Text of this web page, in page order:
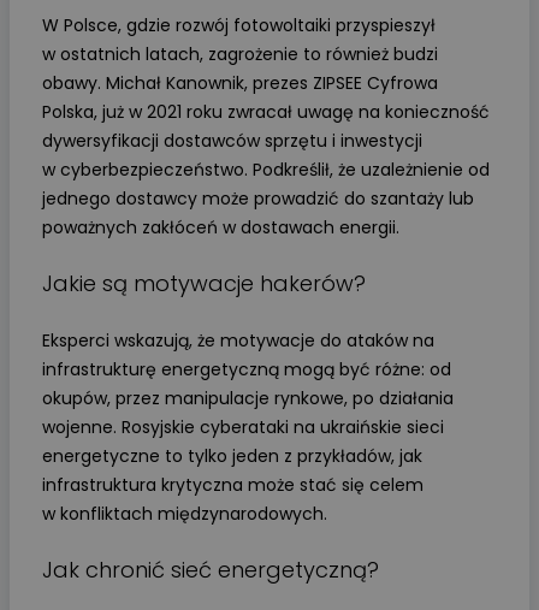
W Polsce, gdzie rozwój fotowoltaiki przyspieszył
w ostatnich latach, zagrożenie to również budzi
obawy. Michał Kanownik, prezes ZIPSEE Cyfrowa
Polska, już w 2021 roku zwracał uwagę na konieczność
dywersyfikacji dostawców sprzętu i inwestycji
w cyberbezpieczeństwo. Podkreślił, że uzależnienie od
jednego dostawcy może prowadzić do szantaży lub
poważnych zakłóceń w dostawach energii.
Jakie są motywacje hakerów?
Eksperci wskazują, że motywacje do ataków na
infrastrukturę energetyczną mogą być różne: od
okupów, przez manipulacje rynkowe, po działania
wojenne. Rosyjskie cyberataki na ukraińskie sieci
energetyczne to tylko jeden z przykładów, jak
infrastruktura krytyczna może stać się celem
w konfliktach międzynarodowych.
Jak chronić sieć energetyczną?